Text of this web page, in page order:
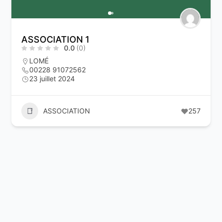
ASSOCIATION 1
0.0 (0)
LOMÉ
00228 91072562
23 juillet 2024
ASSOCIATION 257